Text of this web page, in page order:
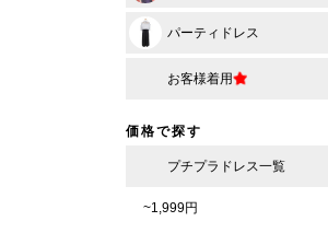
パーティドレス
お客様着用
価格で探す
プチプラドレス一覧
~1,999円